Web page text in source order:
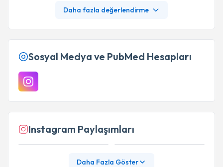
Daha fazla değerlendirme
Sosyal Medya ve PubMed Hesapları
Instagram Paylaşımları
Daha Fazla Göster